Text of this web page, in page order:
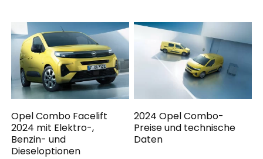
Opel Combo Facelift
2024 mit Elektro-,
Benzin- und
Dieseloptionen
2024 Opel Combo-
Preise und technische
Daten